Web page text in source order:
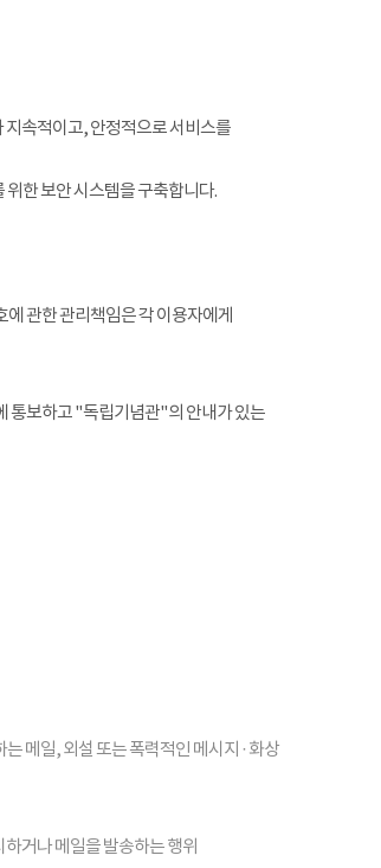
지속적이고, 안정적으로 서비스를
한 보안 시스템을 구축합니다.
관한 관리책임은 각 이용자에게
통보하고 "독립기념관"의 안내가 있는
메일, 외설 또는 폭력적인 메시지 · 화상
거나 메일을 발송하는 행위